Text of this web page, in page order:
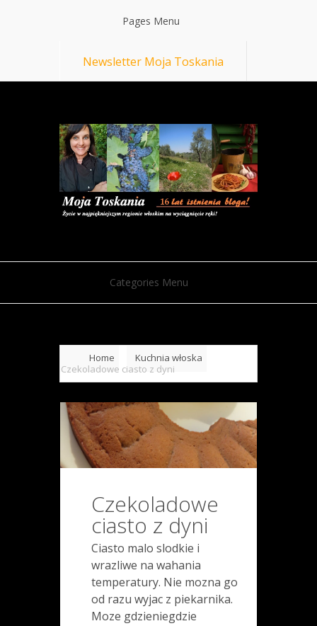
Pages Menu
Newsletter Moja Toskania
Categories Menu
Home
Kuchnia włoska
Czekoladowe ciasto z dyni
Czekoladowe
ciasto z dyni
Ciasto malo slodkie i
wrazliwe na wahania
temperatury. Nie mozna go
od razu wyjac z piekarnika.
Moze gdzieniegdzie